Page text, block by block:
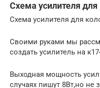
Схема усилителя
Схема усилителя для
Своими руками мы
создать усилитель на
Выходная мощность
случаях пишут 8Вт,но не